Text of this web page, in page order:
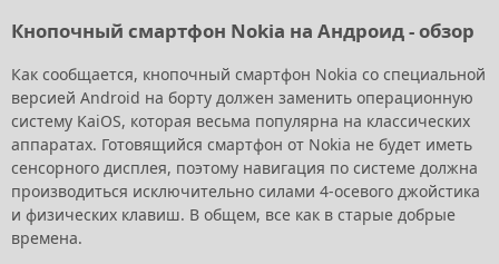
Кнопочный смартфон Nokia на Андроид - обзор
Как сообщается, кнопочный смартфон Nokia со специальной
версией Android на борту должен заменить операционную
систему KaiOS, которая весьма популярна на классических
аппаратах. Готовящийся смартфон от Nokia не будет иметь
сенсорного дисплея, поэтому навигация по системе должна
производиться исключительно силами 4-осевого джойстика
и физических клавиш. В общем, все как в старые добрые
времена.